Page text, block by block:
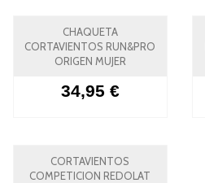
CHAQUETA
CORTAVIENTOS RUN&PRO
ORIGEN MUJER
34,95 €
CORTAVIENTOS
COMPETICION REDOLAT